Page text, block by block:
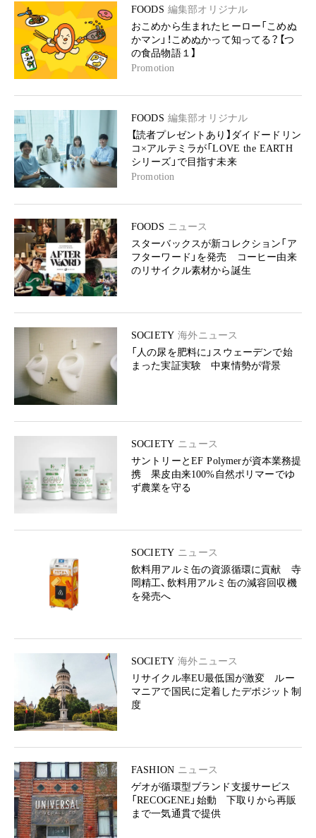
FOODS 編集部オリジナル
おこめから生まれたヒーロー「こめぬ
かマン」！こめぬかって知ってる？【つ
の食品物語１】
Promotion
FOODS 編集部オリジナル
【読者プレゼントあり】ダイドードリン
コ×アルテミラが「LOVE the EARTH
シリーズ」で目指す未来
Promotion
FOODS ニュース
スターバックスが新コレクション「ア
フターワード」を発売 コーヒー由来
のリサイクル素材から誕生
SOCIETY 海外ニュース
「人の尿を肥料に」スウェーデンで始
まった実証実験 中東情勢が背景
SOCIETY ニュース
サントリーとEF Polymerが資本業務提
携 果皮由来100%自然ポリマーでゆ
ず農業を守る
SOCIETY ニュース
飲料用アルミ缶の資源循環に貢献 寺
岡精工、飲料用アルミ缶の減容回収機
を発売へ
SOCIETY 海外ニュース
リサイクル率EU最低国が激変 ルー
マニアで国民に定着したデポジット制
度
FASHION ニュース
ゲオが循環型ブランド支援サービス
「RECOGENE」始動 下取りから再販
まで一気通貫で提供